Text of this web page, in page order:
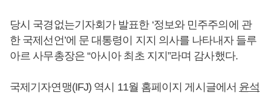
당시 국경없는기자회가 발표한 ‘정보와 민주주의에 관
한 국제선언’에 문 대통령이 지지 의사를 나타내자 들루
아르 사무총장은 “아시아 최초 지지”라며 감사했다.
국제기자연맹(IFJ) 역시 11월 홈페이지 게시글에서 윤석